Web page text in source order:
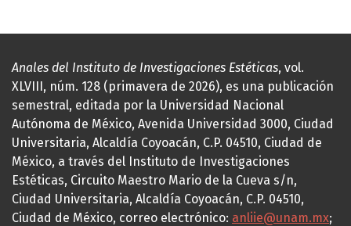
Anales del Instituto de Investigaciones Estéticas, vol.
XLVIII, núm. 128 (primavera de 2026), es una publicación
semestral, editada por la Universidad Nacional
Autónoma de México, Avenida Universidad 3000, Ciudad
Universitaria, Alcaldía Coyoacán, C.P. 04510, Ciudad de
México, a través del Instituto de Investigaciones
Estéticas, Circuito Maestro Mario de la Cueva s/n,
Ciudad Universitaria, Alcaldía Coyoacán, C.P. 04510,
Ciudad de México, correo electrónico: anliie@unam.mx;